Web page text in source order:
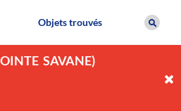
Objets trouvés
SAVANE)